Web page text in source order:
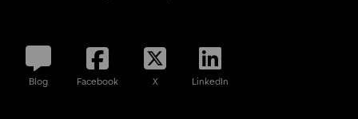
Blog Facebook X LinkedIn